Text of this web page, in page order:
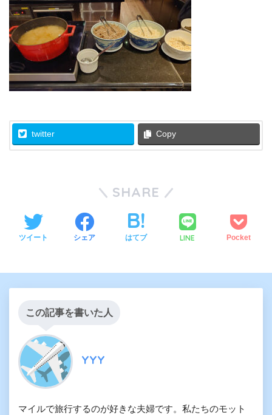
twitter Copy
SHARE
ツイート シェア はてブ LINE Pocket
この記事を書いた人
YYY
マイルで旅行するのが好きな夫婦です。私たちのモット